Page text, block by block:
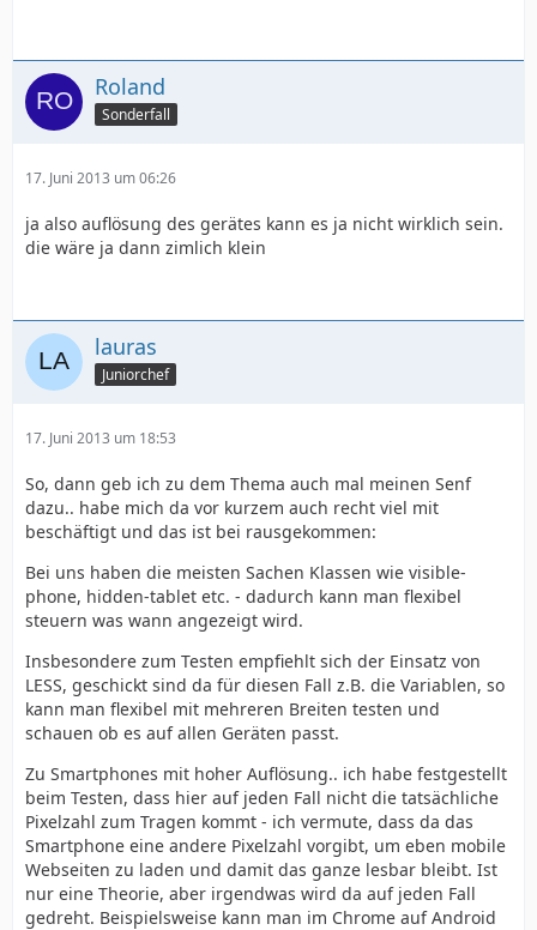
Roland
Sonderfall
17. Juni 2013 um 06:26
ja also auflösung des gerätes kann es ja nicht wirklich sein.
die wäre ja dann zimlich klein
lauras
Juniorchef
17. Juni 2013 um 18:53
So, dann geb ich zu dem Thema auch mal meinen Senf
dazu.. habe mich da vor kurzem auch recht viel mit
beschäftigt und das ist bei rausgekommen:
Bei uns haben die meisten Sachen Klassen wie visible-
phone, hidden-tablet etc. - dadurch kann man flexibel
steuern was wann angezeigt wird.
Insbesondere zum Testen empfiehlt sich der Einsatz von
LESS, geschickt sind da für diesen Fall z.B. die Variablen, so
kann man flexibel mit mehreren Breiten testen und
schauen ob es auf allen Geräten passt.
Zu Smartphones mit hoher Auflösung.. ich habe festgestellt
beim Testen, dass hier auf jeden Fall nicht die tatsächliche
Pixelzahl zum Tragen kommt - ich vermute, dass da das
Smartphone eine andere Pixelzahl vorgibt, um eben mobile
Webseiten zu laden und damit das ganze lesbar bleibt. Ist
nur eine Theorie, aber irgendwas wird da auf jeden Fall
gedreht. Beispielsweise kann man im Chrome auf Android